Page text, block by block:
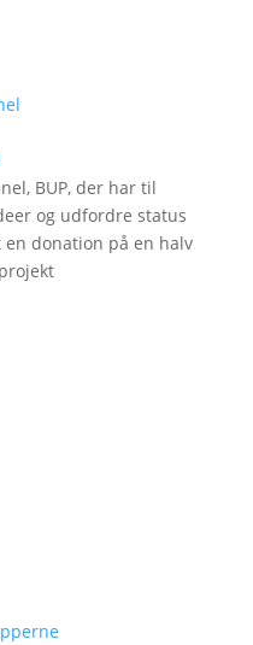
BUP, der har til
og udfordre status
donation på en halv